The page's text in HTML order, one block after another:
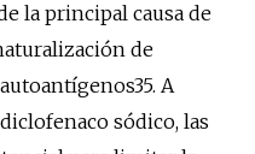
la principal causa de
de
A
sódico, las